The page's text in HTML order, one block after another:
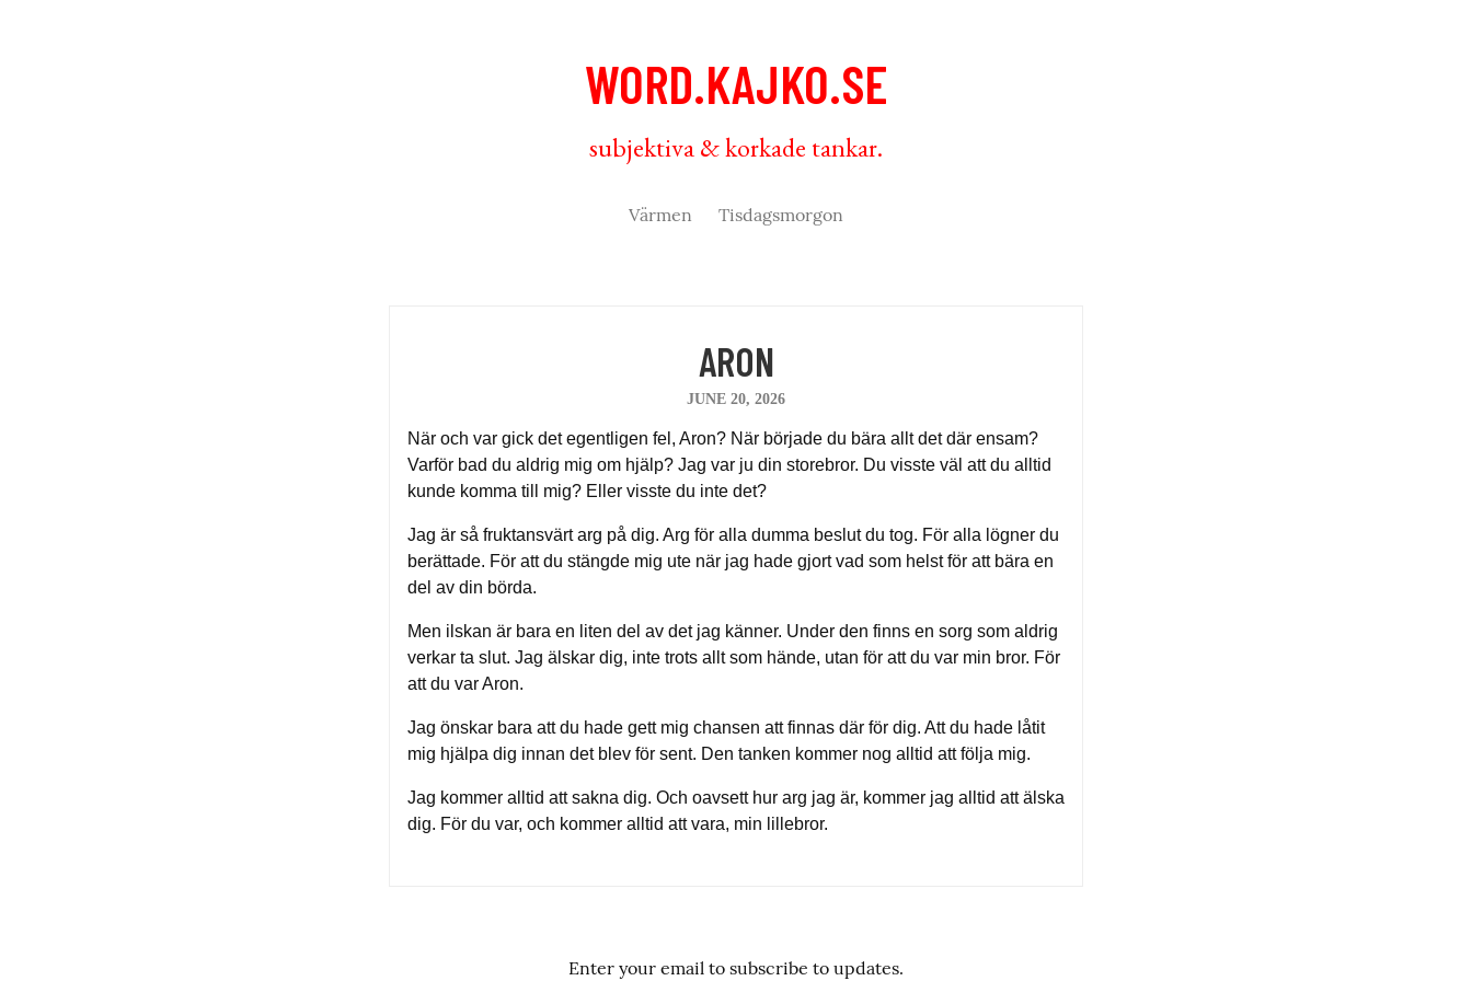
WORD.KAJKO.SE
subjektiva & korkade tankar.
Värmen Tisdagsmorgon
ARON
JUNE 20, 2026
När och var gick det egentligen fel, Aron? När började du bära allt det där ensam?
Varför bad du aldrig mig om hjälp? Jag var ju din storebror. Du visste väl att du alltid
kunde komma till mig? Eller visste du inte det?
Jag är så fruktansvärt arg på dig. Arg för alla dumma beslut du tog. För alla lögner du
berättade. För att du stängde mig ute när jag hade gjort vad som helst för att bära en
del av din börda.
Men ilskan är bara en liten del av det jag känner. Under den finns en sorg som aldrig
verkar ta slut. Jag älskar dig, inte trots allt som hände, utan för att du var min bror. För
att du var Aron.
Jag önskar bara att du hade gett mig chansen att finnas där för dig. Att du hade låtit
mig hjälpa dig innan det blev för sent. Den tanken kommer nog alltid att följa mig.
Jag kommer alltid att sakna dig. Och oavsett hur arg jag är, kommer jag alltid att älska
dig. För du var, och kommer alltid att vara, min lillebror.
Enter your email to subscribe to updates.